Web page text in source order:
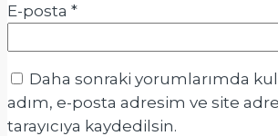
E-posta *
Daha sonraki yorumlarımda
adım, e-posta adresim ve site
tarayıcıya kaydedilsin.